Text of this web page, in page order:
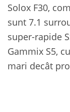
Solox F30,
sunt 7.1
super-rapide
Gammix S5,
mari decât